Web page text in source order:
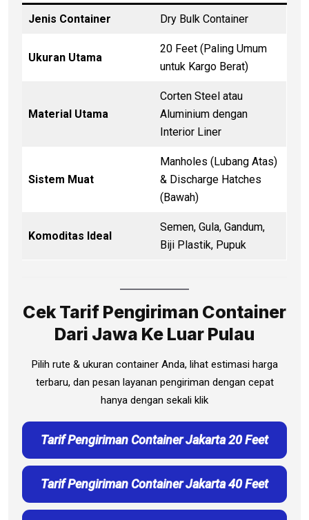
Jenis Container Dry Bulk Container
Ukuran Utama
20 Feet (Paling Umum
untuk Kargo Berat)
Material Utama
Corten Steel atau
Aluminium dengan
Interior Liner
Sistem Muat
Manholes (Lubang Atas)
& Discharge Hatches
(Bawah)
Komoditas Ideal
Semen, Gula, Gandum,
Biji Plastik, Pupuk
Cek Tarif Pengiriman Container
Dari Jawa Ke Luar Pulau
Pilih rute & ukuran container Anda, lihat estimasi harga
terbaru, dan pesan layanan pengiriman dengan cepat
hanya dengan sekali klik
Tarif Pengiriman Container Jakarta 20 Feet
Tarif Pengiriman Container Jakarta 40 Feet